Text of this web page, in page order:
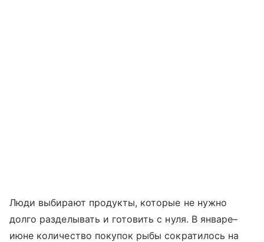
Люди выбирают продукты, которые не нужно
долго разделывать и готовить с нуля. В январе–
июне количество покупок рыбы сократилось на